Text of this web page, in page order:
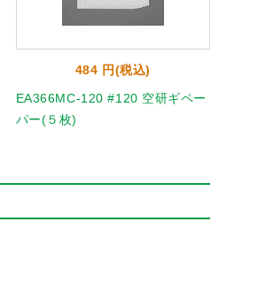
484 円(税込)
EA366MC-120 #120 空研ギペー
パー(５枚)